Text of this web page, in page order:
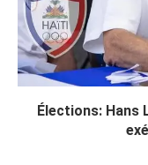
Élections: Hans